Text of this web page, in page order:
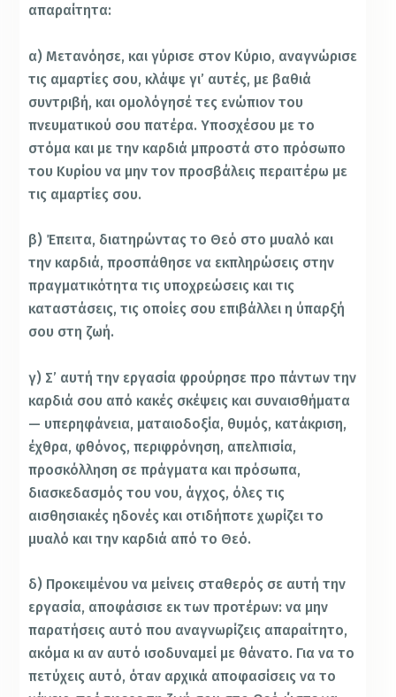
απαραίτητα:
α) Μετανόησε, και γύρισε στον Κύριο, αναγνώρισε
τις αμαρτίες σου, κλάψε γι’ αυτές, με βαθιά
συντριβή, και ομολόγησέ τες ενώπιον του
πνευματικού σου πατέρα. Υποσχέσου με το
στόμα και με την καρδιά μπροστά στο πρόσωπο
του Κυρίου να μην τον προσβάλεις περαιτέρω με
τις αμαρτίες σου.
β) Έπειτα, διατηρώντας το Θεό στο μυαλό και
την καρδιά, προσπάθησε να εκπληρώσεις στην
πραγματικότητα τις υποχρεώσεις και τις
καταστάσεις, τις οποίες σου επιβάλλει η ύπαρξή
σου στη ζωή.
γ) Σ’ αυτή την εργασία φρούρησε προ πάντων την
καρδιά σου από κακές σκέψεις και συναισθήματα
— υπερηφάνεια, ματαιοδοξία, θυμός, κατάκριση,
έχθρα, φθόνος, περιφρόνηση, απελπισία,
προσκόλληση σε πράγματα και πρόσωπα,
διασκεδασμός του νου, άγχος, όλες τις
αισθησιακές ηδονές και οτιδήποτε χωρίζει το
μυαλό και την καρδιά από το Θεό.
δ) Προκειμένου να μείνεις σταθερός σε αυτή την
εργασία, αποφάσισε εκ των προτέρων: να μην
παρατήσεις αυτό που αναγνωρίζεις απαραίτητο,
ακόμα κι αν αυτό ισοδυναμεί με θάνατο. Για να το
πετύχεις αυτό, όταν αρχικά αποφασίσεις να το